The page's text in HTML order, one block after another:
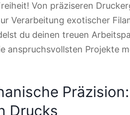
Von präziseren
Verarbeitung exotischer
du deinen treuen
anspruchsvollsten Projekte
Drucks